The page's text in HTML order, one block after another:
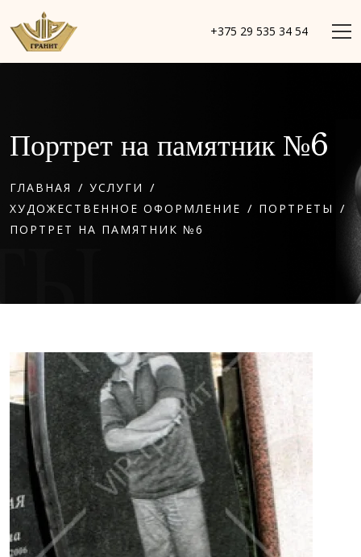
+375 29 535 34 54
Портрет на памятник №6
ГЛАВНАЯ / УСЛУГИ /
ХУДОЖЕСТВЕННОЕ ОФОРМЛЕНИЕ / ПОРТРЕТЫ /
ПОРТРЕТ НА ПАМЯТНИК №6